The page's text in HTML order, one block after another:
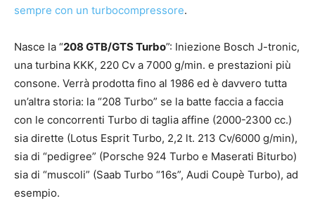
sempre con un turbocompressore.
Nasce la “208 GTB/GTS Turbo”: Iniezione Bosch J-tronic,
una turbina KKK, 220 Cv a 7000 g/min. e prestazioni più
consone. Verrà prodotta fino al 1986 ed è davvero tutta
un’altra storia: la “208 Turbo” se la batte faccia a faccia
con le concorrenti Turbo di taglia affine (2000-2300 cc.)
sia dirette (Lotus Esprit Turbo, 2,2 lt. 213 Cv/6000 g/min),
sia di “pedigree” (Porsche 924 Turbo e Maserati Biturbo)
sia di “muscoli” (Saab Turbo “16s”, Audi Coupè Turbo), ad
esempio.